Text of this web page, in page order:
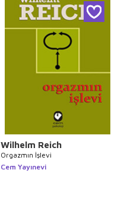
Wilhelm Reich
Orgazmın İşlevi
Cem Yayınevi